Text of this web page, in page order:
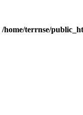
/home/terrnse/